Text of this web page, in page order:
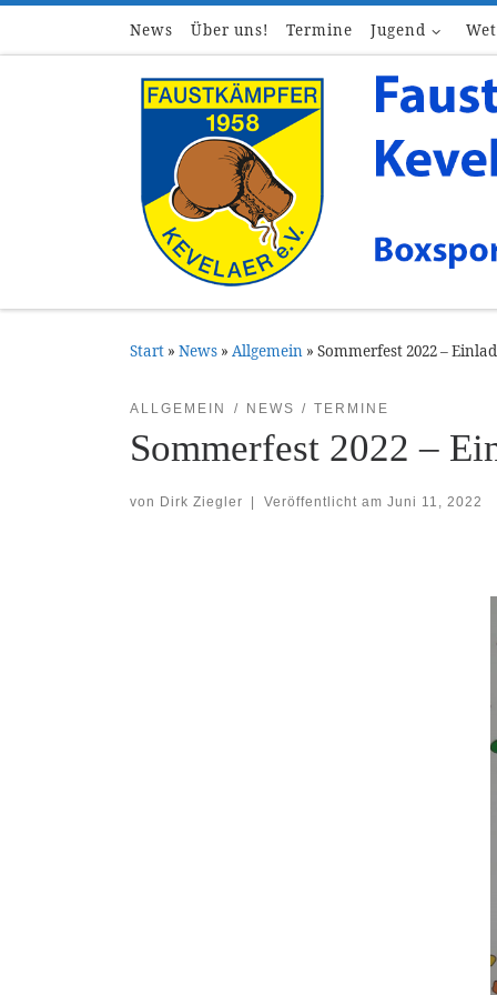
Zum Inhalt springen
News Über uns! Termine Jugend
Start » News » Allgemein » Sommerfest 2022 –
ALLGEMEIN NEWS TERMINE
Sommerfest 2022 –
von Dirk Ziegler | Veröffentlicht am Juni 11, 2022